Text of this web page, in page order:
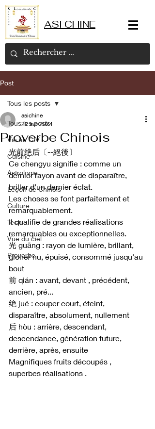
ASI CHINE
Post
Tous les posts
Vie au CIV
Cuisine
Astrologie
Leçon de Chinois
Culture
Tech
Vue du ciel
Proverbe
Tous les posts
Proverbe Chinois
asichine
22 avr. 2024
光前绝后〔--絕後〕
Ce chengyu signifie : comme un
dernier rayon avant de disparaître,
briller d’un dernier éclat.
Les choses se font parfaitement et
remarquablement.
Il qualifie de grandes réalisations
remarquables ou exceptionnelles.
光 guāng : rayon de lumière, brillant,
gloire/ nu, épuisé, consommé jusqu'au
bout
前 qián : avant, devant , précédent,
ancien, pré...
绝 jué : couper court, éteint,
disparaître, absolument, nullement
后 hòu : arrière, descendant,
descendance, génération future,
derrière, après, ensuite
Magnifiques fruits découpés ,
superbes réalisations .